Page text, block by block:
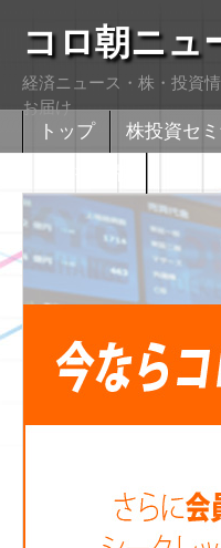
コロ朝ニュ
経済ニュース・株・投資
お届け
トップ 株投資セ